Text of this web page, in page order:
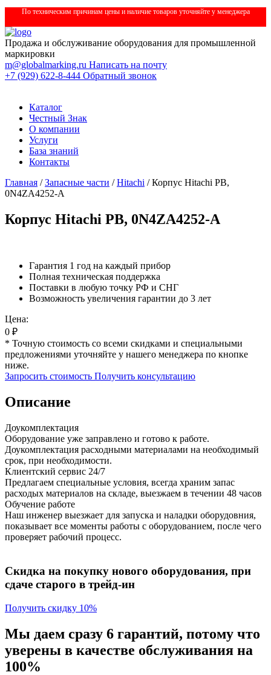
По техническим причинам цены и наличие товаров уточняйте у менеджера
Продажа и обслуживание оборудования для промышленной
маркировки
m@globalmarking.ru Написать на почту
+7 (929) 622-8-444 Обратный звонок
Каталог
Честный Знак
О компании
Услуги
База знаний
Контакты
Главная /Запасные части /Hitachi / Корпус Hitachi PB,
0N4ZA4252-A
Корпус Hitachi PB, 0N4ZA4252-A
Гарантия 1 год на каждый прибор
Полная техническая поддержка
Поставки в любую точку РФ и СНГ
Возможность увеличения гарантии до 3 лет
Цена:
0 ₽
* Точную стоимость со всеми скидками и специальными
предложениями уточняйте у нашего менеджера по кнопке
ниже.
Запросить стоимость Получить консультацию
Описание
Доукомплектация
Оборудование уже заправлено и готово к работе.
Доукомплектация расходными материалами на необходимый
срок, при необходимости.
Клиентский сервис 24/7
Предлагаем специальные условия, всегда храним запас
расходых материалов на складе, выезжаем в течении 48 часов
Обучение работе
Наш инженер выезжает для запуска и наладки оборудовния,
показывает все моменты работы с оборудованием, после чего
проверяет рабочий процесс.
Скидка на покупку нового оборудования, при
сдаче старого в трейд-ин
Получить скидку 10%
Мы даем сразу 6 гарантий, потому что
уверены в качестве обслуживания на
100%